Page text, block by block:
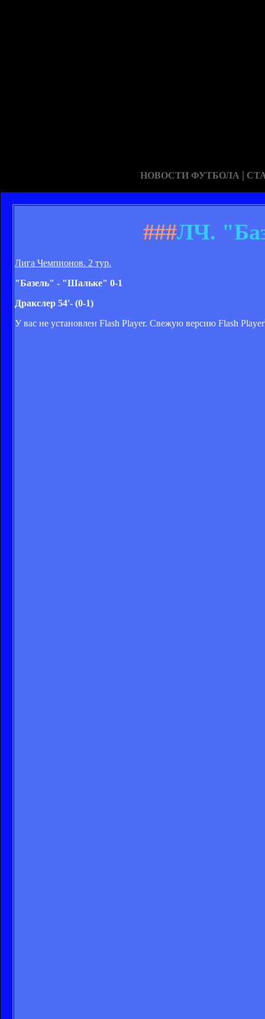
НОВОСТИ ФУТБОЛА |
###ЛЧ.
Лига Чемпионов. 2 тур.
"Базель" - "Шальке" 0-1
Дракслер 54'- (0-1)
У вас не установлен Flash Player. Свежую версию Flash